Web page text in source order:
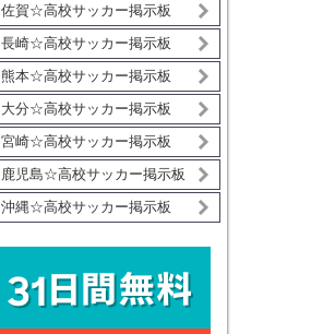
佐賀☆高校サッカー掲示板
長崎☆高校サッカー掲示板
熊本☆高校サッカー掲示板
大分☆高校サッカー掲示板
宮崎☆高校サッカー掲示板
鹿児島☆高校サッカー掲示板
沖縄☆高校サッカー掲示板